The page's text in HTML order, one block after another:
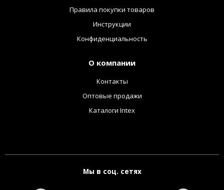
Правила покупки товаров
Инструкции
Конфиденциальность
О компании
Контакты
Оптовые продажи
Каталоги Intex
Мы в соц. сетях